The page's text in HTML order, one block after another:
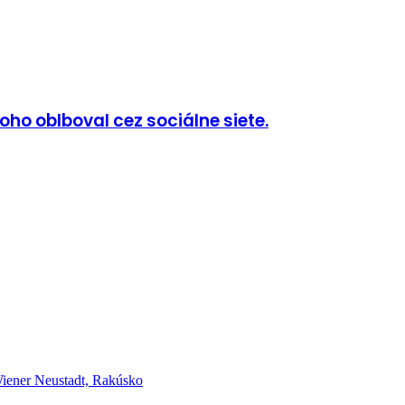
oblboval cez sociálne siete.
Neustadt, Rakúsko